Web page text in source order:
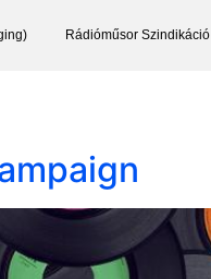
Rádióműsor Szindikáció